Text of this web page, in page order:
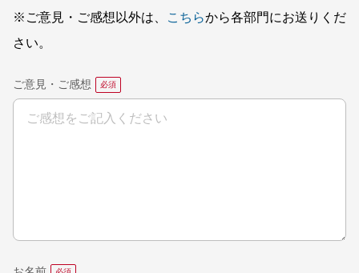
※ご意見・ご感想以外は、
こちらから各部門にお送りくだ
さい。
ご意見・ご感想